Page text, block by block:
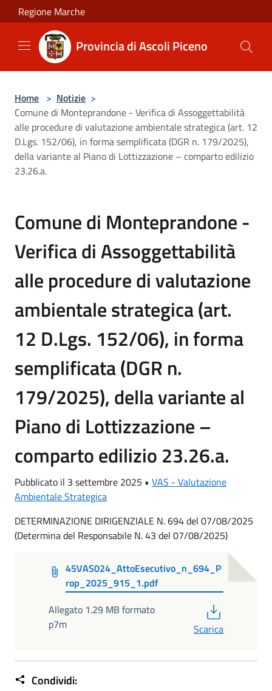
Salta al contenuto principale
Regione Marche
Provincia di Ascoli Piceno
Home > Notizie >
Comune di Monteprandone - Verifica di Assoggettabilità
alle procedure di valutazione ambientale strategica (art. 12
D.Lgs. 152/06), in forma semplificata (DGR n. 179/2025),
della variante al Piano di Lottizzazione – comparto edilizio
23.26.a.
Comune di Monteprandone -
Verifica di Assoggettabilità
alle procedure di valutazione
ambientale strategica (art.
12 D.Lgs. 152/06), in forma
semplificata (DGR n.
179/2025), della variante al
Piano di Lottizzazione –
comparto edilizio 23.26.a.
Pubblicato il 3 settembre 2025 • VAS - Valutazione
Ambientale Strategica
DETERMINAZIONE DIRIGENZIALE N. 694 del 07/08/2025
(Determina del Responsabile N. 43 del 07/08/2025)
45VAS024_AttoEsecutivo_n_694_P
rop_2025_915_1.pdf
Allegato 1.29 MB formato
p7m
Scarica
Condividi: